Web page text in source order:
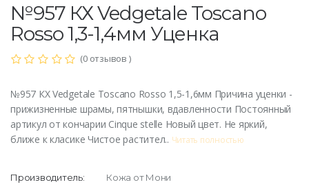
№957 КХ Vedgetale Toscano
Rosso 1,3-1,4мм Уценка
(0 отзывов )
№957 КХ Vedgetale Toscano Rosso 1,5-1,6мм Причина уценки -
прижизненные шрамы, пятнышки, вдавленности Постоянный
артикул от кончарии Cinque stelle Новый цвет. Не яркий,
ближе к класике Чистое растител.. Читать полностью
Производитель:
Кожа от Мони